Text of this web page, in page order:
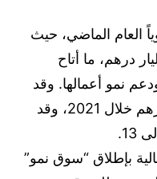
العام الماضي، حيث
السوقية إلى 62 مليار درهم، ما أتاح
نمو أعمالها. وقد
تجاوزت قيمة تداولاته 16 مليار درهم خلال 2021، وقد
بإطلاق “سوق نمو”